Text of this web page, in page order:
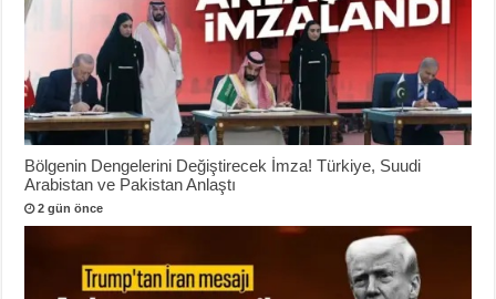
Bölgenin Dengelerini Değiştirecek İmza! Türkiye, Suudi
Arabistan ve Pakistan Anlaştı
2 gün önce